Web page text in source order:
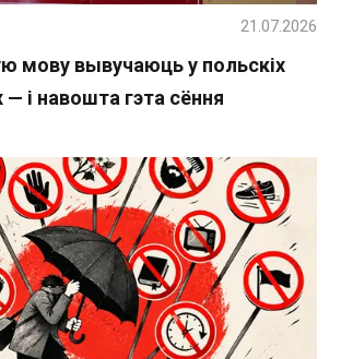
мову вывучаюць у польскіх
— і навошта гэта сёння
21.07.2026